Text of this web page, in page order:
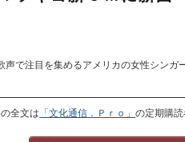
声で注目を集めるアメリカの女性シン
全文は 「文化通信．Ｐｒｏ」の定期購